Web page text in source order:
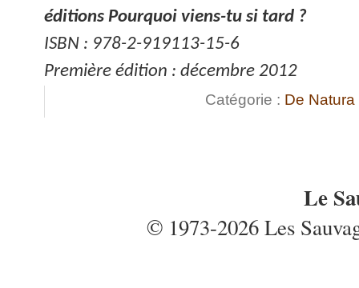
éditions Pourquoi viens-tu si tard ?
ISBN : 978-2-919113-15-6
Première édition : décembre 2012
Catégorie : De Natura
Le
© 1973-2026 Les